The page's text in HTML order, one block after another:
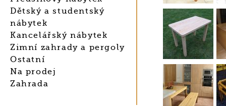
Dětský a studentský
nábytek
Kancelářský nábytek
Zimní zahrady a pergoly
Ostatní
Na prodej
Zahrada